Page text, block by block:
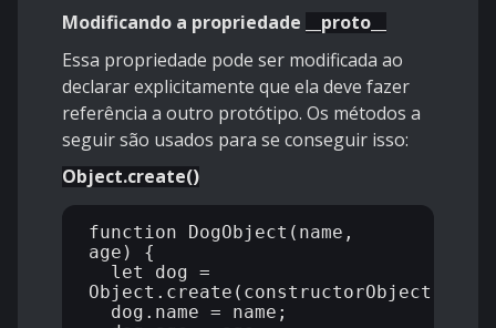
Modificando a propriedade
__proto__
Essa propriedade pode ser modificada ao
declarar explicitamente que ela deve fazer
referência a outro protótipo. Os métodos a
seguir são usados para se conseguir isso:
Object.create()
function DogObject(name,
age) {
Object.create(constructorObject);